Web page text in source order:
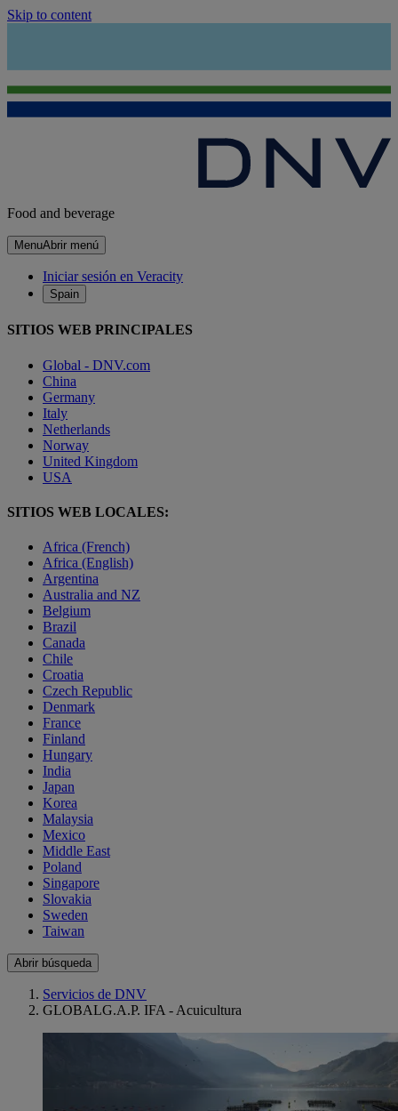
Skip to content
Food and beverage
MenuAbrir menú
Iniciar sesión en Veracity
Spain
SITIOS WEB PRINCIPALES
Global - DNV.com
China
Germany
Italy
Netherlands
Norway
United Kingdom
USA
SITIOS WEB LOCALES:
Africa (French)
Africa (English)
Argentina
Australia and NZ
Belgium
Brazil
Canada
Chile
Croatia
Czech Republic
Denmark
France
Finland
Hungary
India
Japan
Korea
Malaysia
Mexico
Middle East
Poland
Singapore
Slovakia
Sweden
Taiwan
Abrir búsqueda
Servicios de DNV
GLOBALG.A.P. IFA - Acuicultura